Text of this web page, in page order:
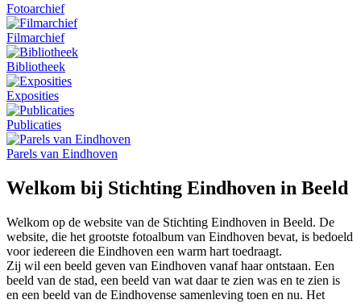
Fotoarchief
Filmarchief
Bibliotheek
Exposities
Publicaties
Parels van Eindhoven
Welkom bij Stichting Eindhoven in Beeld
Welkom op de website van de Stichting Eindhoven in Beeld. De
website, die het grootste fotoalbum van Eindhoven bevat, is bedoeld
voor iedereen die Eindhoven een warm hart toedraagt.
Zij wil een beeld geven van Eindhoven vanaf haar ontstaan. Een
beeld van de stad, een beeld van wat daar te zien was en te zien is
en een beeld van de Eindhovense samenleving toen en nu. Het